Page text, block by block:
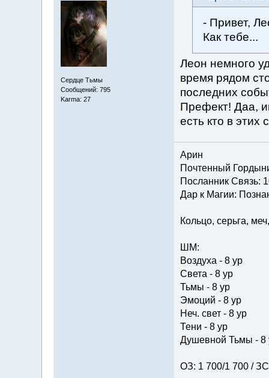
Сердце Тьмы
Сообщений: 795
Karma: 27
- Привет,
Как тебе...
Леон немного
время рядом
последних
Префект! Даа,
есть кто в этих
Арин
Почтенный
Посланник Связь:
Дар к Магии:
Кольцо, серьга,
ШМ:
Воздуха - 8 ур
Света - 8 ур
Тьмы - 8 ур
Эмоций - 8 ур
Неч. свет - 8 ур
Тени - 8 ур
Душевной Тьмы - 8
ОЗ: 1 700/1 700 /